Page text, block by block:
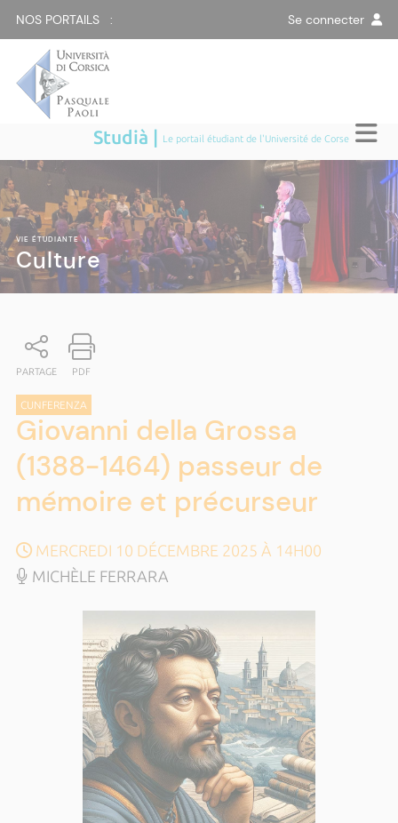
NOS PORTAILS : Se connecter
Studià | Le portail étudiant de l'Université de Corse
VIE ÉTUDIANTE|
Culture
PARTAGE PDF
CUNFERENZA
Giovanni della Grossa
(1388-1464) passeur de
mémoire et précurseur
MERCREDI 10 DÉCEMBRE 2025 À 14H00
MICHÈLE FERRARA